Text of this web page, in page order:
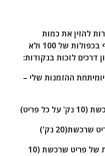
להזין את כמות
הנקודות שרוצים לממש – עדיף בכפולות של 100 ולא
לזכות בנקודות:
ההזמנות שלי –
פריט)
נק')
להעלות ביקורת עם נתוני מידות של פריט שרכשת (10